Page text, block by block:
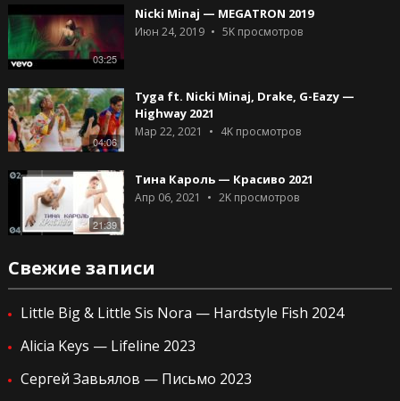
03:25
Nicki Minaj — MEGATRON 2019
Июн 24, 2019 5Kпросмотров
04:06
Tyga ft. Nicki Minaj, Drake, G-Eazy —
Highway 2021
Мар 22, 2021 4Kпросмотров
21:39
Тина Кароль — Красиво 2021
Апр 06, 2021 2Kпросмотров
Свежие записи
Little Big & Little Sis Nora — Hardstyle Fish 2024
Alicia Keys — Lifeline 2023
Сергей Завьялов — Письмо 2023